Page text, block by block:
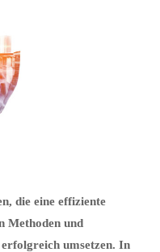
die eine effiziente
Methoden und
umsetzen. In